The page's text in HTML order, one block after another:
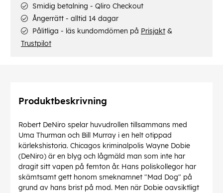
Smidig betalning - Qliro Checkout
Ångerrätt - alltid 14 dagar
Pålitliga - läs kundomdömen på Prisjakt &
Trustpilot
Produktbeskrivning
Robert DeNiro spelar huvudrollen tillsammans med
Uma Thurman och Bill Murray i en helt otippad
kärlekshistoria. Chicagos kriminalpolis Wayne Dobie
(DeNiro) är en blyg och lågmäld man som inte har
dragit sitt vapen på femton år. Hans poliskollegor har
skämtsamt gett honom smeknamnet "Mad Dog" på
grund av hans brist på mod. Men när Dobie oavsiktligt